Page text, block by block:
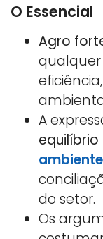
O Essencial
Agro
qualquer
eficiência,
A
ambiente
do setor.
Os